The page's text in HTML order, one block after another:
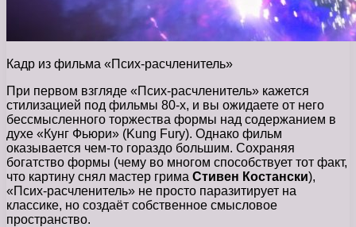
Кадр из фильма «Псих-расчленитель»
При первом взгляде «Псих-расчленитель» кажется
стилизацией под фильмы 80-х, и вы ожидаете от него
бессмысленного торжества формы над содержанием в
духе «Кунг Фьюри» (Kung Fury). Однако фильм
оказывается чем-то гораздо большим. Сохраняя
богатство формы (чему во многом способствует тот факт,
что картину снял мастер грима Стивен Костански),
«Псих-расчленитель» не просто паразитирует на
классике, но создаёт собственное смысловое
пространство.